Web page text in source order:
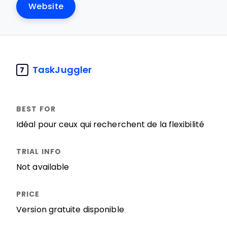
Website
7 TaskJuggler
Idéal pour ceux qui recherchent de la flexibilité
Not available
Version gratuite disponible